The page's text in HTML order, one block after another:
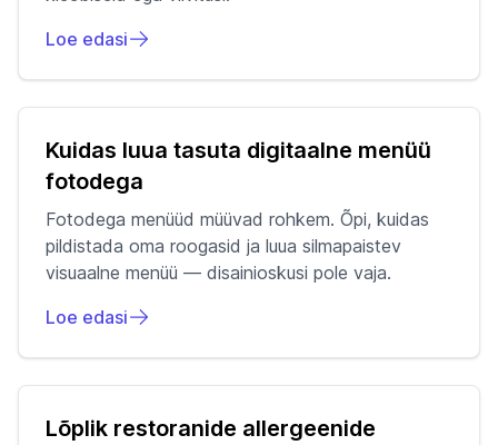
Loe edasi
Kuidas luua tasuta digitaalne menüü
fotodega
Fotodega menüüd müüvad rohkem. Õpi, kuidas
pildistada oma roogasid ja luua silmapaistev
visuaalne menüü — disainioskusi pole vaja.
Loe edasi
Lõplik restoranide allergeenide